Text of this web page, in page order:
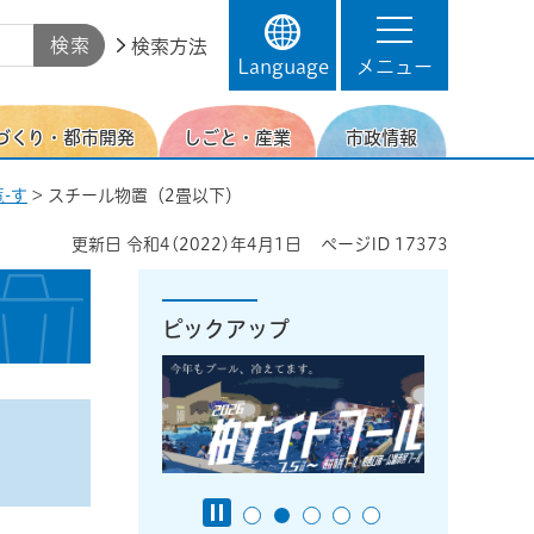
検索方法
Language
メニュー
くり・都市開発 しごと・産業 市政情報
-す > スチール物置（2畳以下）
更新日 令和4(2022)年4月1日 ページID 17373
ピックアップ